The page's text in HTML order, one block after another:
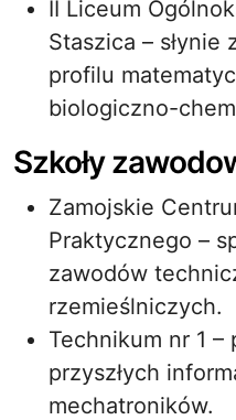
II Liceum
Staszica –
profilu
biologiczno-
Szkoły
Zamojskie
Praktycznego –
zawodów
rzemieślniczych.
Technikum nr 1
przyszłych
mechatroników.